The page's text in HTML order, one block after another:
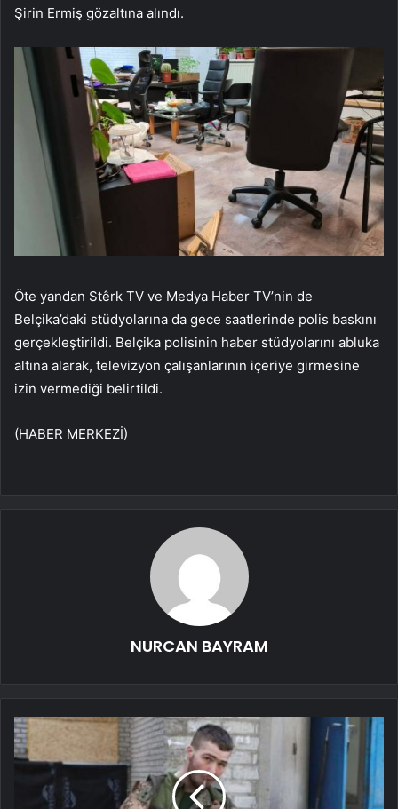
Şirin Ermiş gözaltına alındı.
Öte yandan Stêrk TV ve Medya Haber TV’nin de
Belçika’daki stüdyolarına da gece saatlerinde polis baskını
gerçekleştirildi. Belçika polisinin haber stüdyolarını abluka
altına alarak, televizyon çalışanlarının içeriye girmesine
izin vermediği belirtildi.
(HABER MERKEZİ)
NURCAN BAYRAM